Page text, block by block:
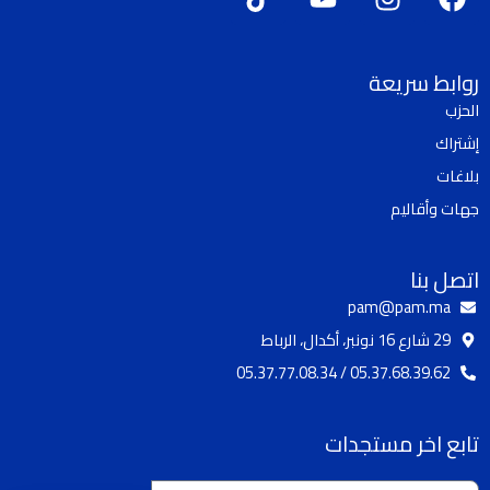
a
b
o
o
k
n
a
o
i
روابط سريعة
الحزب
إشتراك
بلاغات
جهات وأقاليم
اتصل بنا
pam@pam.ma
29 شارع 16 نونبر، أكدال، الرباط
05.37.68.39.62 / 05.37.77.08.34
تابع اخر مستجدات